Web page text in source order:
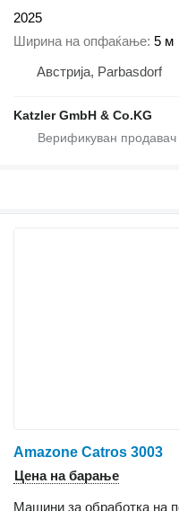
2025
Ширина на опфаќање 5 м
Австрија, Parbasdorf
Katzler GmbH & Co.KG
Amazone Catros 3003
Цена на барање
Машини за обработка на